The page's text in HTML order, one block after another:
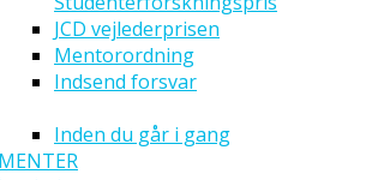
JCD vejlederprisen
Mentorordning
Indsend forsvar
Inden du går i gang